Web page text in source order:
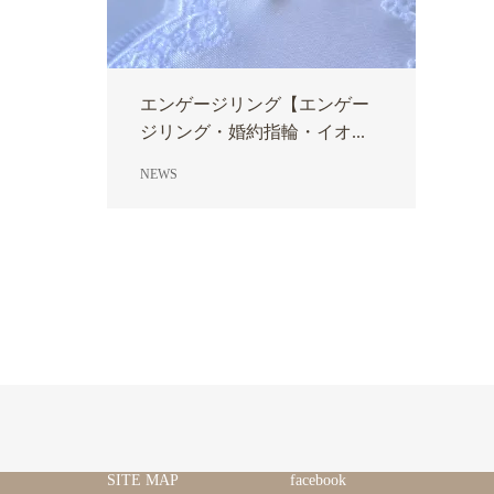
エンゲージリング【エンゲー
ジリング・婚約指輪・イオ...
NEWS
SITE MAP facebook